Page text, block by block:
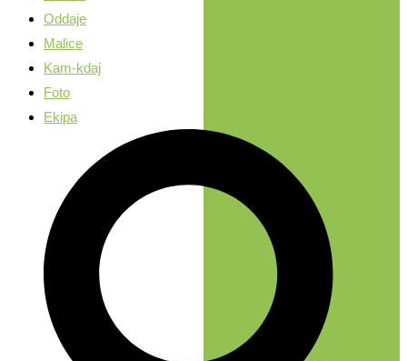
Oddaje
Malice
Kam-kdaj
Foto
Ekipa